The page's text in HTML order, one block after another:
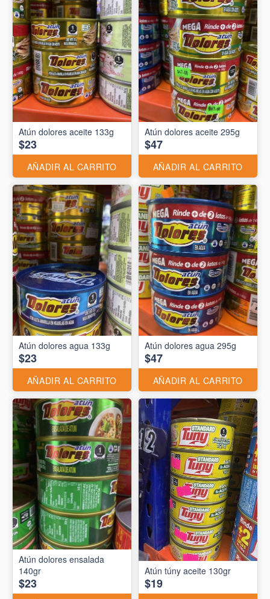
Atún dolores aceite 133g
$23
AÑADIR AL CARRITO
Atún dolores aceite 295g
$47
AÑADIR AL CARRITO
Atún dolores agua 133g
$23
AÑADIR AL CARRITO
Atún dolores agua 295g
$47
AÑADIR AL CARRITO
Atún dolores ensalada
140gr
$23
Atún túny aceite 130gr
$19